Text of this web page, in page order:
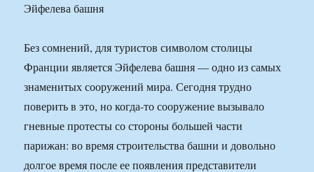
Эйфелева башня
Без сомнений, для туристов символом столицы
Франции является Эйфелева башня — одно из самых
знаменитых сооружений мира. Сегодня трудно
поверить в это, но когда-то сооружение вызывало
гневные протесты со стороны большей части
парижан: во время строительства башни и довольно
долгое время после ее появления представители